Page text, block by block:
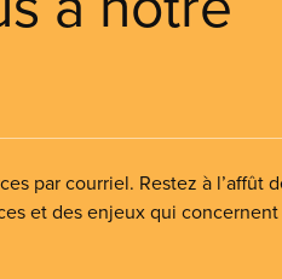
par courriel. Restez à l’affût
et des enjeux qui